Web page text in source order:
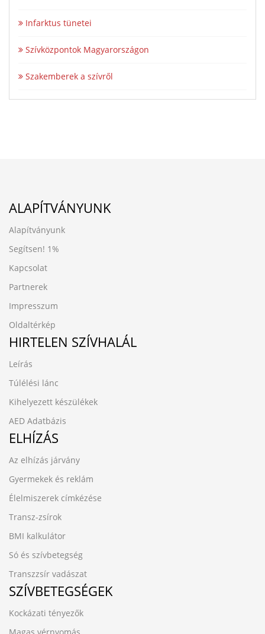
Infarktus tünetei
Szívközpontok Magyarországon
Szakemberek a szívről
ALAPÍTVÁNYUNK
Alapítványunk
Segítsen! 1%
Kapcsolat
Partnerek
Impresszum
Oldaltérkép
HIRTELEN SZÍVHALÁL
Leírás
Túlélési lánc
Kihelyezett készülékek
AED Adatbázis
ELHÍZÁS
Az elhízás járvány
Gyermekek és reklám
Élelmiszerek címkézése
Transz-zsírok
BMI kalkulátor
Só és szívbetegség
Transzzsír vadászat
SZÍVBETEGSÉGEK
Kockázati tényezők